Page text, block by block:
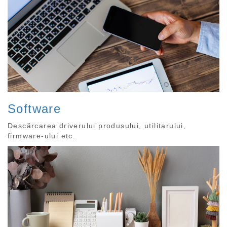
Software
Descărcarea driverului produsului, utilitarului,
firmware-ului etc.